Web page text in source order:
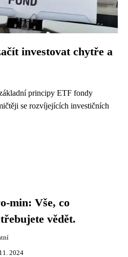
investovat chytře a
principy ETF fondy
se rozvíjejících investičních
min: Vše, co
vědět.
2024